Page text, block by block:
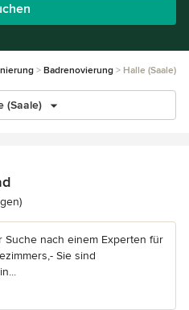
Badrenovierung Halle (Saale)
(Saale)
5 von 5 Sternen
Suche nach einem Experten für
Sie sind